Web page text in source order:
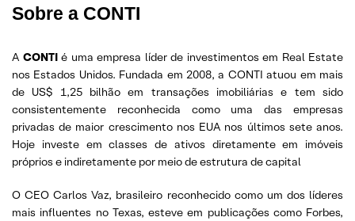
Sobre a CONTI
A CONTIé uma empresa líder de investimentos em Real Estate
nos Estados Unidos. Fundada em 2008, a CONTI atuou em mais
de US$ 1,25 bilhão em transações imobiliárias e tem sido
consistentemente reconhecida como uma das empresas
privadas de maior crescimento nos EUA nos últimos sete anos.
Hoje investe em classes de ativos diretamente em imóveis
próprios e indiretamente por meio de estrutura de capital
O CEO Carlos Vaz, brasileiro reconhecido como um dos líderes
mais influentes no Texas, esteve em publicações como Forbes,